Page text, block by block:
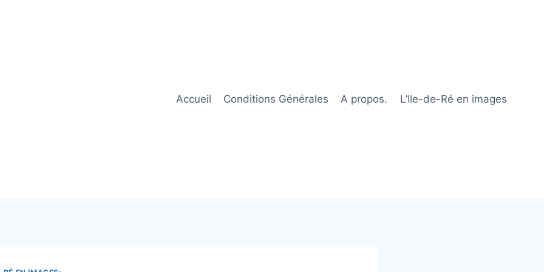
Accueil Conditions Générales A propos. L’Ile-de-Ré en images